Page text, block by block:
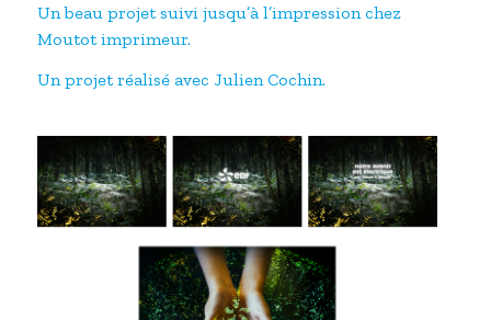
Un beau projet suivi jusqu’à l’impression chez
Moutot imprimeur.
Un projet réalisé avec Julien Cochin.